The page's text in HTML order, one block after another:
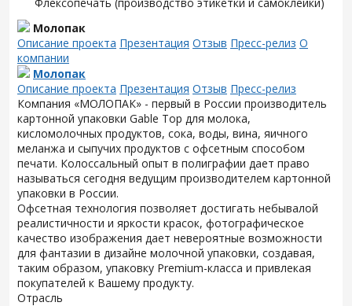
Молопак
Описание проекта Презентация Отзыв Пресс-релиз О
компании
Молопак
Описание проекта Презентация Отзыв Пресс-релиз
Компания «МОЛОПАК» - первый в России производитель
картонной упаковки Gable Top для молока,
кисломолочных продуктов, сока, воды, вина, яичного
меланжа и сыпучих продуктов с офсетным способом
печати. Колоссальный опыт в полиграфии дает право
называться сегодня ведущим производителем картонной
упаковки в России.
Офсетная технология позволяет достигать небывалой
реалистичности и яркости красок, фотографическое
качество изображения дает невероятные возможности
для фантазии в дизайне молочной упаковки, создавая,
таким образом, упаковку Premium-класса и привлекая
покупателей к Вашему продукту.
Отрасль